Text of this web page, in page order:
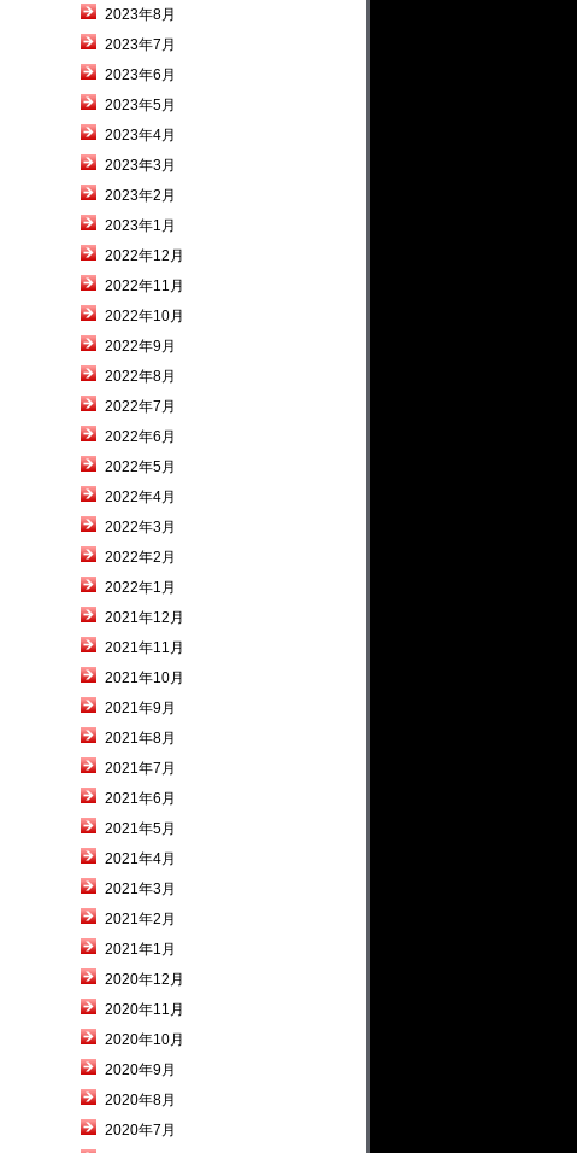
2023年8月
2023年7月
2023年6月
2023年5月
2023年4月
2023年3月
2023年2月
2023年1月
2022年12月
2022年11月
2022年10月
2022年9月
2022年8月
2022年7月
2022年6月
2022年5月
2022年4月
2022年3月
2022年2月
2022年1月
2021年12月
2021年11月
2021年10月
2021年9月
2021年8月
2021年7月
2021年6月
2021年5月
2021年4月
2021年3月
2021年2月
2021年1月
2020年12月
2020年11月
2020年10月
2020年9月
2020年8月
2020年7月